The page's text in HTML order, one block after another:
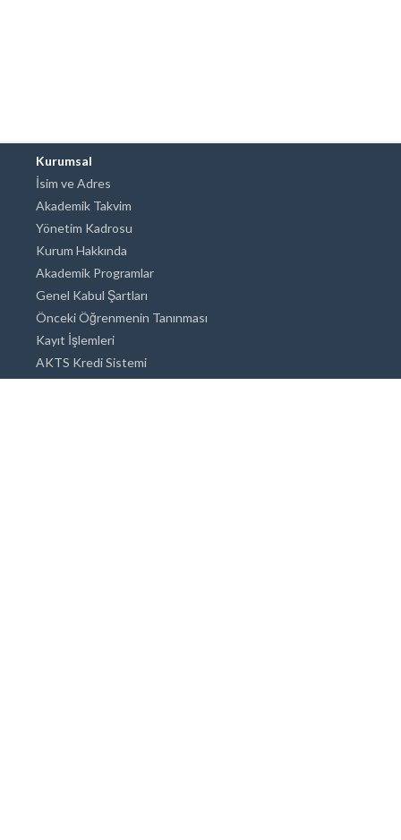
Kurumsal
İsim ve Adres
Akademik Takvim
Yönetim Kadrosu
Kurum Hakkında
Akademik Programlar
Genel Kabul Şartları
Önceki Öğrenmenin Tanınması
Kayıt İşlemleri
AKTS Kredi Sistemi